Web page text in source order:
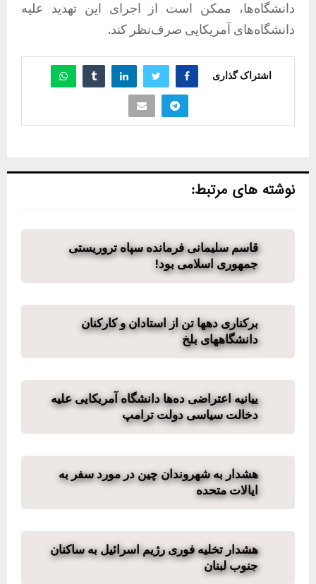
دانشگاه‌ها، ممکن است از اجرای این تهدید علیه
دانشگاه‌های آمریکایی صرف‌نظر کند.
اشتراک گذاری
نوشته های مرتبط:
قاسم سلیمانی فرمانده سپاه تروریستی
جمهوری اسلامی بود!
برکناری دهها تن از استادان و کارکنان
دانشگاههای بلخ
ییانیه اعتراضی ده‌ها دانشگاه آمریکایی علیه
دخالت سیاسی دولت ترامپ
هشدار به شهروندان چین در مورد سفر به
ایالات متحده
هشدار تخلیه فوری رژیم اسرائیل به ساکنان
جنوب لبنان